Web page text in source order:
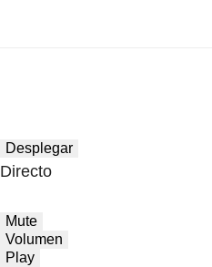
Desplegar
Directo
Mute
Volumen
Play